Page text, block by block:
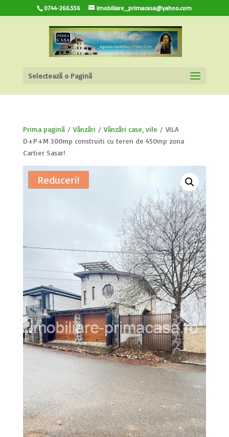
0744-266.556 imobiliare_primacasa@yahoo.com
Selectează o Pagină
Prima pagină/ Vânzări / Vânzări case, vile / VILA
D+P+M 300mp construiti cu teren de 450mp zona
Cartier Sasar!
Reduceri!